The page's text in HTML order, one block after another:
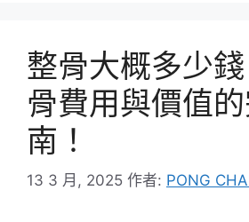
整骨大概多少
骨費用與價值
南！
13 3 月, 2025 作者: PONG